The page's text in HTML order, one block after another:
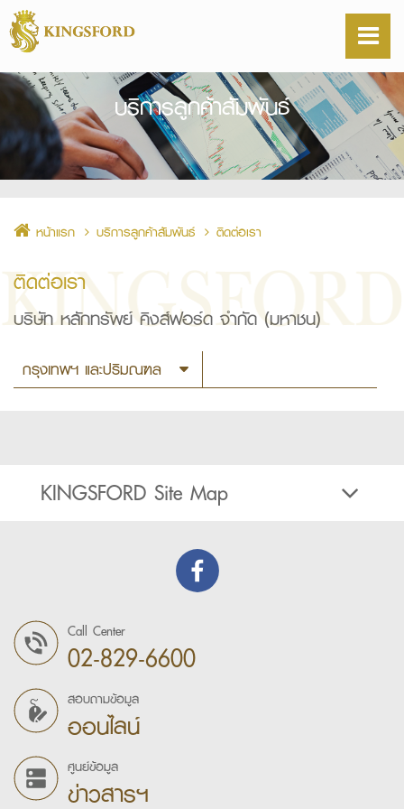
บริการลูกค้าสัมพันธ์
หน้าแรก บริการลูกค้าสัมพันธ์ ติดต่อเรา
ติดต่อเรา
บริษัท หลักทรัพย์ คิงส์ฟอร์ด จำกัด (มหาชน)
KINGSFORD Site Map
Call Center
02-829-6600
สอบถามข้อมูล
ออนไลน์
ศูนย์ข้อมูล
ข่าวสารฯ